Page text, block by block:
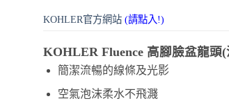
KOHLER官方網站 (請點入!)
KOHLER Fluence 高腳臉盆龍頭
簡潔流暢的線條及光影
空氣泡沫柔水不飛濺